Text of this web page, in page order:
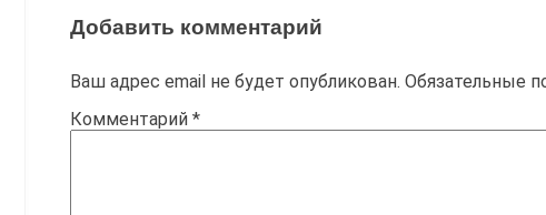
Добавить комментарий
Ваш адрес email не будет опубликован. Обязательные
Комментарий *